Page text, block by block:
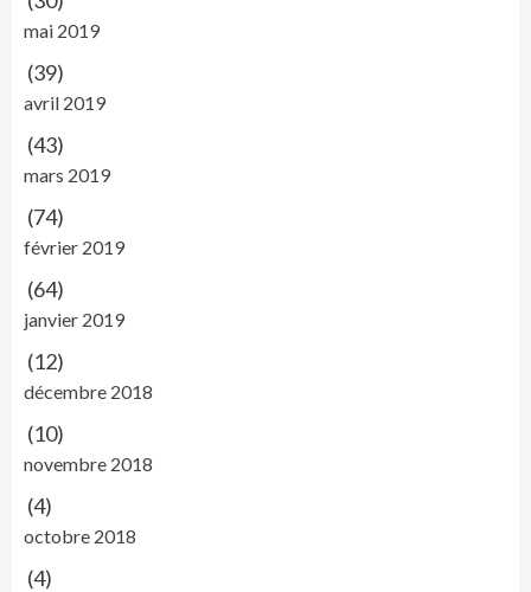
mai 2019
(39)
avril 2019
(43)
mars 2019
(74)
février 2019
(64)
janvier 2019
(12)
décembre 2018
(10)
novembre 2018
(4)
octobre 2018
(4)